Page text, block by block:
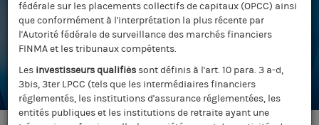
Morgan Stanley
Investment Funds
fédérale sur les placements collectifs de capitaux (OPCC) ainsi
que conformément à l'interprétation la plus récente par
l'Autorité fédérale de surveillance des marchés financiers
FINMA et les tribunaux compétents.
Les investisseurs qualifiés sont définis à l'art. 10 para. 3 a-d,
3bis, 3ter LPCC (tels que les intermédiaires financiers
réglementés, les institutions d'assurance réglementées, les
entités publiques et les institutions de retraite ayant une